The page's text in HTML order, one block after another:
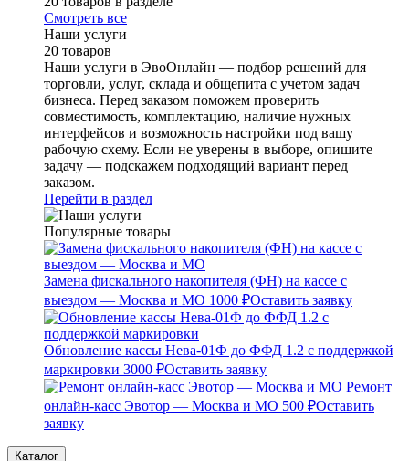
Смотреть все
Наши услуги
20 товаров
Наши услуги в ЭвоОнлайн — подбор решений для
торговли, услуг, склада и общепита с учетом задач
бизнеса. Перед заказом поможем проверить
совместимость, комплектацию, наличие нужных
интерфейсов и возможность настройки под вашу
рабочую схему. Если не уверены в выборе, опишите
задачу — подскажем подходящий вариант перед
заказом.
Перейти в раздел
Популярные товары
Замена фискального накопителя (ФН) на кассе с
выездом — Москва и МО 1000 ₽Оставить заявку
Обновление кассы Нева-01Ф до ФФД 1.2 с поддержкой
маркировки 3000 ₽Оставить заявку
Ремонт
онлайн-касс Эвотор — Москва и МО 500 ₽Оставить
заявку
Каталог